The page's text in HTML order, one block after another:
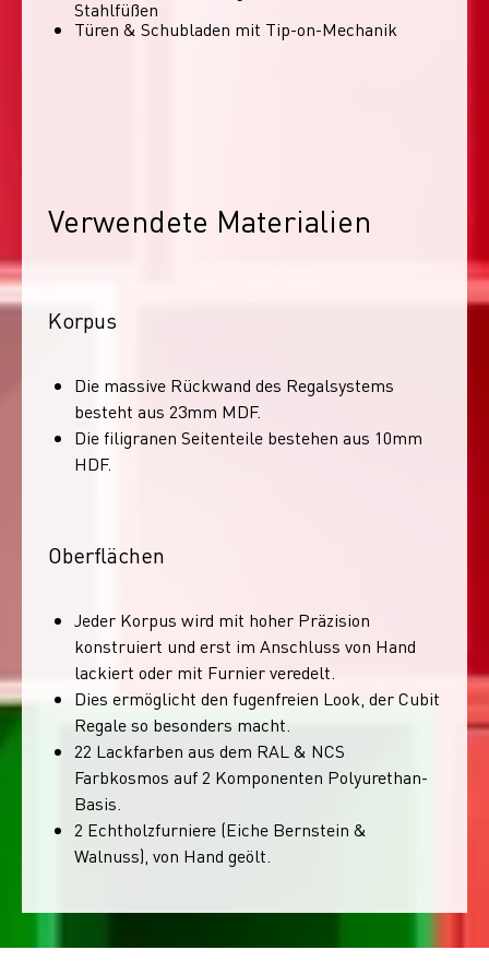
Stahlfüßen
Türen & Schubladen mit Tip-on-Mechanik
Verwendete Materialien
Korpus
Die massive Rückwand des Regalsystems
besteht aus 23mm MDF.
Die filigranen Seitenteile bestehen aus 10mm
HDF.
Oberflächen
Jeder Korpus wird mit hoher Präzision
konstruiert und erst im Anschluss von Hand
lackiert oder mit Furnier veredelt.
Dies ermöglicht den fugenfreien Look, der Cubit
Regale so besonders macht.
22 Lackfarben aus dem RAL & NCS
Farbkosmos auf 2 Komponenten Polyurethan-
Basis.
2 Echtholzfurniere (Eiche Bernstein &
Walnuss), von Hand geölt.